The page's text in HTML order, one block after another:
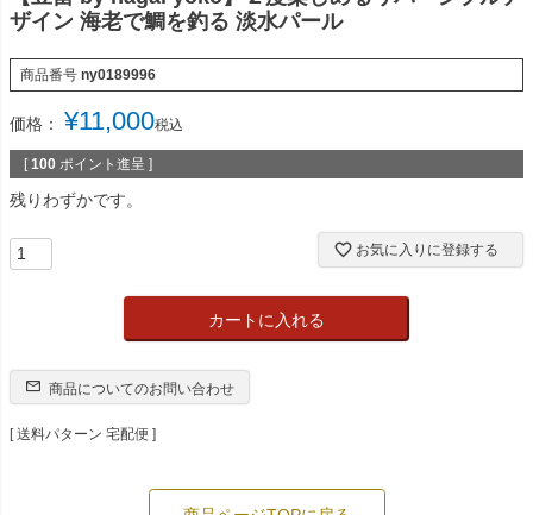
ザイン 海老で鯛を釣る 淡水パール
商品番号 ny0189996
価格： ¥11,000税込
[ 100 ポイント進呈 ]
残りわずかです。
お気に入りに登録する
カートに入れる
商品についてのお問い合わせ
送料パターン 宅配便